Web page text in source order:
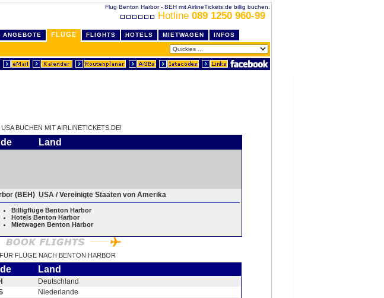
Flug Benton Harbor - BEH mit AirlineTickets.de billig buchen.
Hotline 089 1250 960-99
ANGEBOTE FLÜGE FLIGHTS HOTELS MIETWAGEN INFOS
BUCHEN MIT AIRLINETICKETS.DE!
Land
(BEH) USA / Vereinigte Staaten von Amerika
Billigflüge Benton Harbor
Hotels Benton Harbor
Mietwagen Benton Harbor
FLÜGE NACH BENTON HARBOR
Land
Deutschland
Niederlande